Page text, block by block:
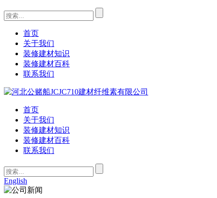
首页
关于我们
装修建材知识
装修建材百科
联系我们
首页
关于我们
装修建材知识
装修建材百科
联系我们
English